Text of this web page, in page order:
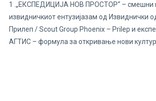
1 .„ЕКСПЕДИЦИЈА НОВ ПРОСТОР“ – смешни
извидничкиот ентузијазам од Извиднички
Прилеп / Scout Group Phoenix – Prilep и
АГТИС – формула за откривање нови